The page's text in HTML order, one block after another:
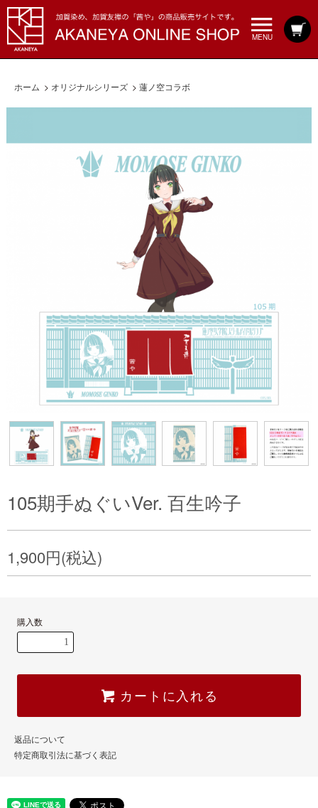
MENU
ホーム > オリジナルシリーズ > 蓮ノ空コラボ
105期手ぬぐいVer. 百生吟子
1,900円(税込)
購入数
カートに入れる
返品について
特定商取引法に基づく表記